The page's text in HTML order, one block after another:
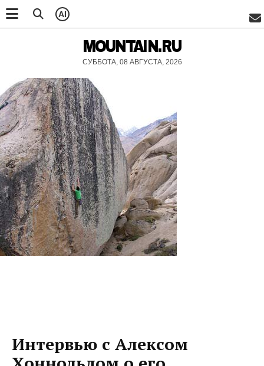
AI
MOUNTAIN.RU
СУББОТА, 08 АВГУСТА, 2026
Интервью с Алексом